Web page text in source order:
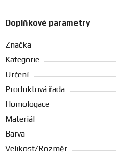
Doplňkové parametry
Značka
Kategorie
Určení
Produktová řada
Homologace
Materiál
Barva
Velikost/Rozměr